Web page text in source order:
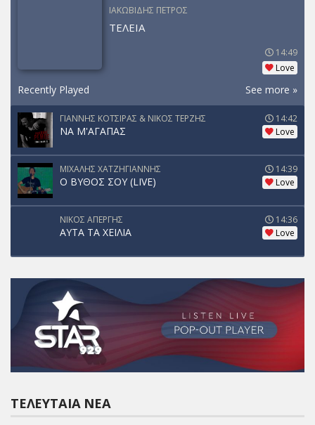
ΙΑΚΩΒΙΔΗΣ ΠΕΤΡΟΣ
ΤΕΛΕΙΑ
14:49
Love
Recently Played See more »
ΓΙΑΝΝΗΣ ΚΟΤΣΙΡΑΣ & ΝΙΚΟΣ ΤΕΡΖΗΣ
ΝΑ Μ'ΑΓΑΠΑΣ
14:42
Love
ΜΙΧΑΛΗΣ ΧΑΤΖΗΓΙΑΝΝΗΣ
Ο ΒΥΘΟΣ ΣΟΥ (LIVE)
14:39
Love
ΝΙΚΟΣ ΑΠΕΡΓΗΣ
ΑΥΤΑ ΤΑ ΧΕΙΛΙΑ
14:36
Love
ΤΕΛΕΥΤΑΊΑ ΝΈΑ